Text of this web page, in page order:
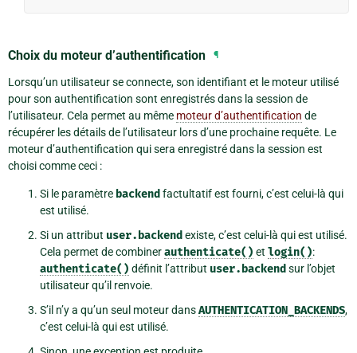
Choix du moteur d’authentification ¶
Lorsqu’un utilisateur se connecte, son identifiant et le moteur utilisé
pour son authentification sont enregistrés dans la session de
l’utilisateur. Cela permet au même moteur d’authentification de
récupérer les détails de l’utilisateur lors d’une prochaine requête. Le
moteur d’authentification qui sera enregistré dans la session est
choisi comme ceci :
Si le paramètre backend factultatif est fourni, c’est celui-là qui
est utilisé.
Si un attribut user.backend existe, c’est celui-là qui est utilisé.
Cela permet de combinerauthenticate() et login():
authenticate() définit l’attribut user.backend sur l’objet
utilisateur qu’il renvoie.
S’il n’y a qu’un seul moteur dansAUTHENTICATION_BACKENDS,
c’est celui-là qui est utilisé.